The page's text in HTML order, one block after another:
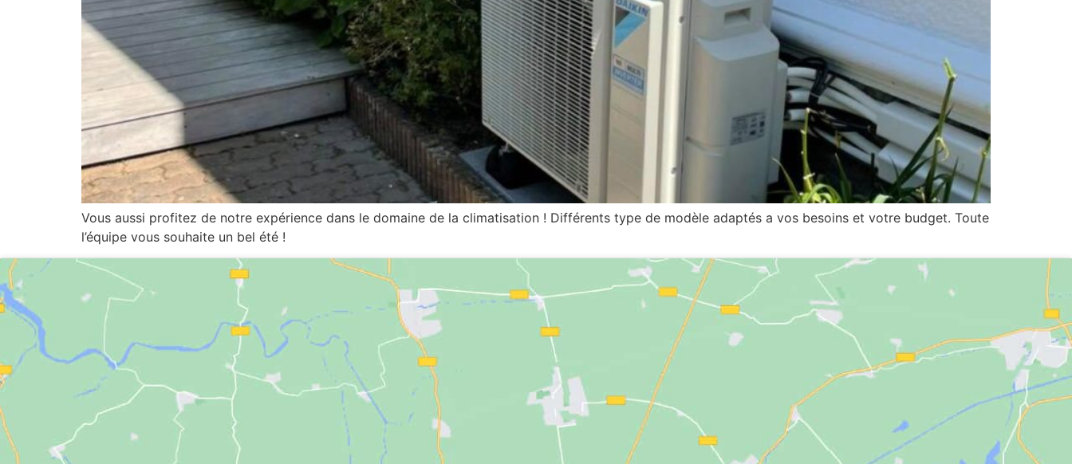
Vous aussi profitez de notre expérience dans le domaine de la climatisation ! Différents type de modèle adaptés a vos besoins et votre budget. Toute
l’équipe vous souhaite un bel été !